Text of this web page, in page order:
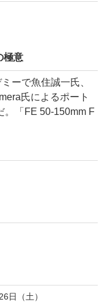
極意
ーで魚住誠一氏、
氏によるポート
。「FE 50-150mm F
日（土）